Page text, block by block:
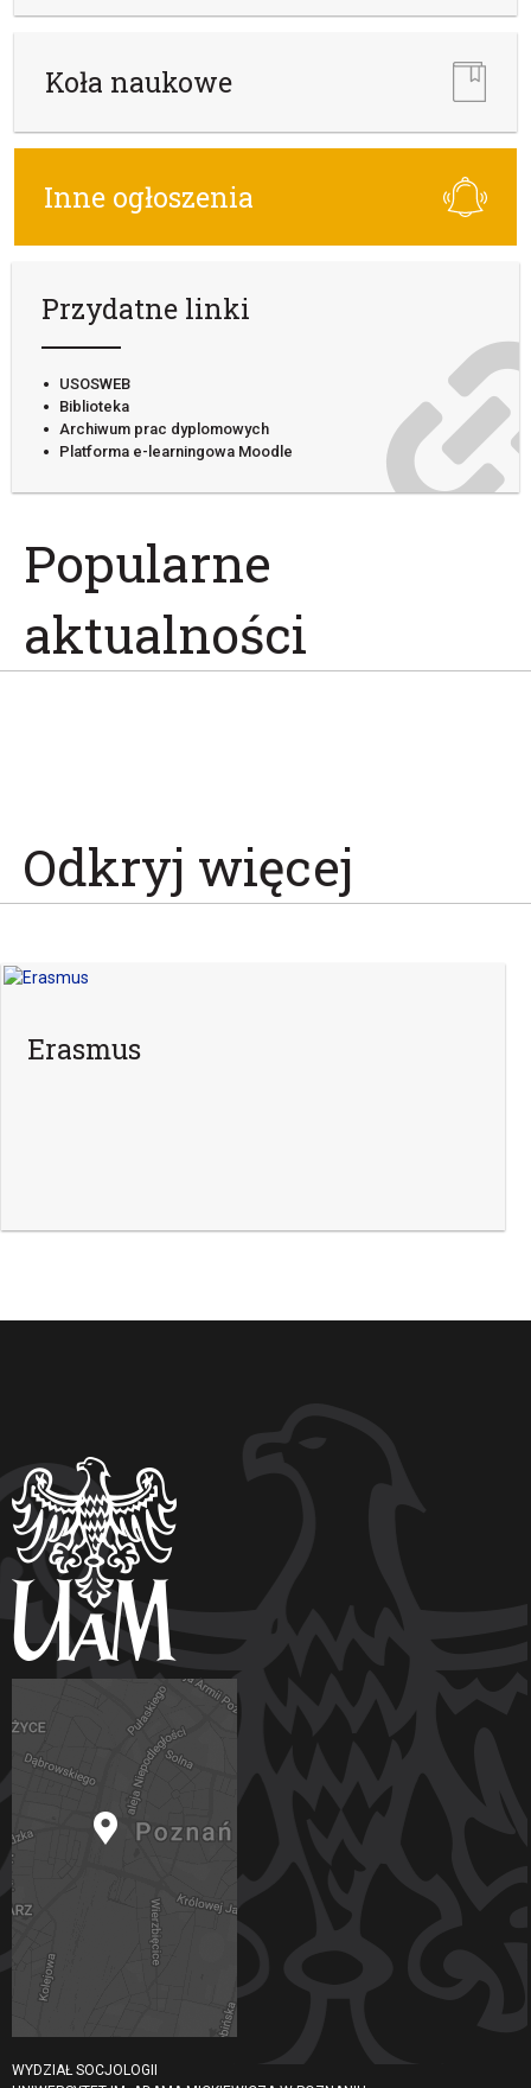
Koła naukowe
Inne ogłoszenia
Przydatne linki
USOSWEB
Biblioteka
Archiwum prac dyplomowych
Platforma e-learningowa Moodle
Popularne
aktualności
Odkryj więcej
Erasmus
WYDZIAŁ SOCJOLOGII